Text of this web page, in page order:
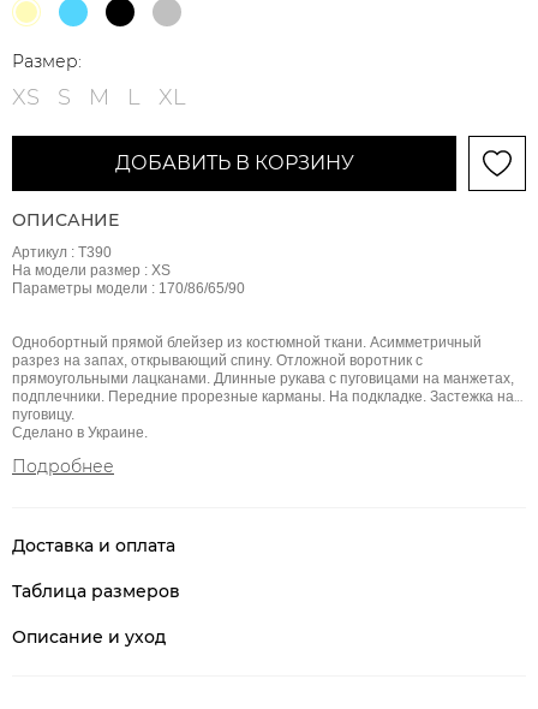
Размер:
XS S M L XL
ДОБАВИТЬ В КОРЗИНУ
ОПИСАНИЕ
Артикул : Т390
На модели размер : ХS
Параметры модели : 170/86/65/90
Однобортный прямой блейзер из костюмной ткани. Асимметричный
разрез на запах, открывающий спину. Отложной воротник с
прямоугольными лацканами. Длинные рукава с пуговицами на манжетах,
подплечники. Передние прорезные карманы. На подкладке. Застежка на
пуговицу.
Сделано в Украине.
Подробнее
Доставка и оплата
Таблица размеров
Описание и уход